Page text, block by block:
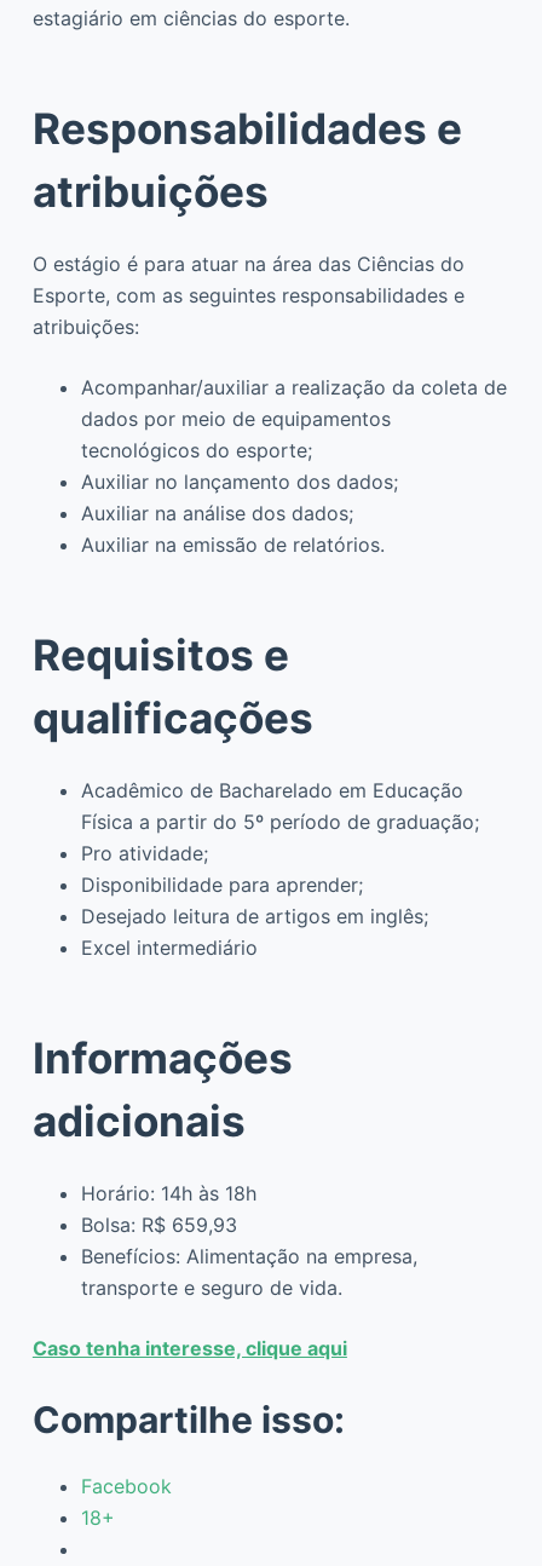
estagiário em ciências do esporte.
Responsabilidades e
atribuições
O estágio é para atuar na área das Ciências do
Esporte, com as seguintes responsabilidades e
atribuições:
Acompanhar/auxiliar a realização da coleta de
dados por meio de equipamentos
tecnológicos do esporte;
Auxiliar no lançamento dos dados;
Auxiliar na análise dos dados;
Auxiliar na emissão de relatórios.
Requisitos e
qualificações
Acadêmico de Bacharelado em Educação
Física a partir do 5º período de graduação;
Pro atividade;
Disponibilidade para aprender;
Desejado leitura de artigos em inglês;
Excel intermediário
Informações
adicionais
Horário: 14h às 18h
Bolsa: R$ 659,93
Benefícios: Alimentação na empresa,
transporte e seguro de vida.
Caso tenha interesse, clique aqui
Compartilhe isso:
Facebook
18+